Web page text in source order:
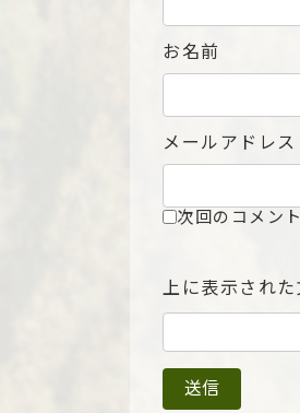
お名前
メールアドレス
次回のコメン
上に表示された